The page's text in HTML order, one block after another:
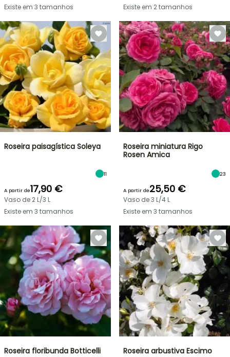
Existe em 3 tamanhos
Existe em 2 tamanhos
Roseira paisagística Soleya
11
A partir de17,90 €
Vaso de 2 L/3 L
Existe em 3 tamanhos
Roseira miniatura Rigo
Rosen Amica
23
A partir de25,50 €
Vaso de 3 L/4 L
Existe em 3 tamanhos
Roseira floribunda Botticelli Roseira arbustiva Escimo